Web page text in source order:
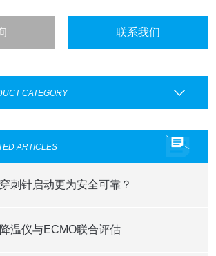
联系我们
CATEGORY
ARTICLES
刺针启动更为安全可靠？
温仪与ECMO联合评估